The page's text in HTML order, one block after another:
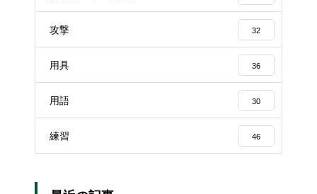
攻撃 32
用具 36
用語 30
練習 46